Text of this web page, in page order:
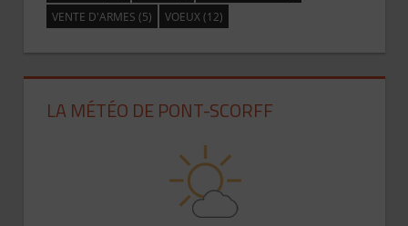
VENTE D'ARMES (5) VOEUX(12)
LA MÉTÉO DE PONT-SCORFF